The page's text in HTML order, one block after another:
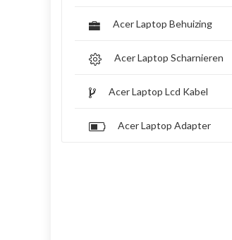
Acer Laptop Behuizing
Acer Laptop Scharnieren
Acer Laptop Lcd Kabel
Acer Laptop Adapter